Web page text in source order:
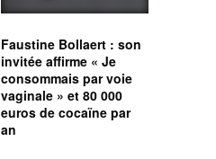
Faustine Bollaert : son
invitée affirme « Je
consommais par voie
vaginale » et 80 000
euros de cocaïne par
an